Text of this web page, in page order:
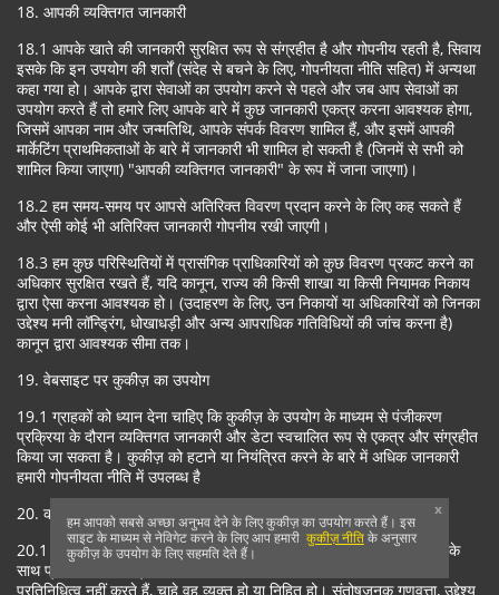
18. आपकी व्यक्तिगत जानकारी
18.1 आपके खाते की जानकारी सुरक्षित रूप से संग्रहीत है और गोपनीय रहती है, सिवाय
इसके कि इन उपयोग की शर्तों (संदेह से बचने के लिए, गोपनीयता नीति सहित) में अन्यथा
कहा गया हो। आपके द्वारा सेवाओं का उपयोग करने से पहले और जब आप सेवाओं का
उपयोग करते हैं तो हमारे लिए आपके बारे में कुछ जानकारी एकत्र करना आवश्यक होगा,
जिसमें आपका नाम और जन्मतिथि, आपके संपर्क विवरण शामिल हैं, और इसमें आपकी
मार्केटिंग प्राथमिकताओं के बारे में जानकारी भी शामिल हो सकती है (जिनमें से सभी को
शामिल किया जाएगा) "आपकी व्यक्तिगत जानकारी" के रूप में जाना जाएगा)।
18.2 हम समय-समय पर आपसे अतिरिक्त विवरण प्रदान करने के लिए कह सकते हैं
और ऐसी कोई भी अतिरिक्त जानकारी गोपनीय रखी जाएगी।
18.3 हम कुछ परिस्थितियों में प्रासंगिक प्राधिकारियों को कुछ विवरण प्रकट करने का
अधिकार सुरक्षित रखते हैं, यदि कानून, राज्य की किसी शाखा या किसी नियामक निकाय
द्वारा ऐसा करना आवश्यक हो। (उदाहरण के लिए, उन निकायों या अधिकारियों को जिनका
उद्देश्य मनी लॉन्ड्रिंग, धोखाधड़ी और अन्य आपराधिक गतिविधियों की जांच करना है)
कानून द्वारा आवश्यक सीमा तक।
19. वेबसाइट पर कुकीज़ का उपयोग
19.1 ग्राहकों को ध्यान देना चाहिए कि कुकीज़ के उपयोग के माध्यम से पंजीकरण
प्रक्रिया के दौरान व्यक्तिगत जानकारी और डेटा स्वचालित रूप से एकत्र और संग्रहीत
किया जा सकता है। कुकीज़ को हटाने या नियंत्रित करने के बारे में अधिक जानकारी
हमारी गोपनीयता नीति में उपलब्ध है
20. कोई वारंटी नहीं
20.1 हम हमारे द्वारा उपयोग की जाने वाली सेवाओं को उचित कौशल और देखभाल के
साथ प्रदान करने का प्रयास करेंगे। हम सेवाओं के संबंध में कोई और वारंटी या
प्रतिनिधित्व नहीं करते हैं, चाहे वह व्यक्त हो या निहित हो। संतोषजनक गुणवत्ता, उद्देश्य
हम आपको सबसे अच्छा अनुभव देने के लिए कुकीज़ का उपयोग करते हैं। इस
साइट के माध्यम से नेविगेट करने के लिए आप हमारी कुकीज़ नीतिके अनुसार
कुकीज़ के उपयोग के लिए सहमति देते हैं।
x